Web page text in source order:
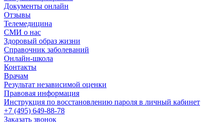
Документы онлайн
Отзывы
Телемедицина
СМИ о нас
Здоровый образ жизни
Справочник заболеваний
Онлайн-школа
Контакты
Врачам
Результат независимой оценки
Правовая информация
Инструкция по восстановлению пароля в личный кабинет
+7 (495) 649-88-78
Заказать звонок